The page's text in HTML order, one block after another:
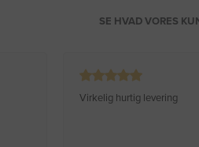
SE HVAD VORES
Virkelig hurtig levering